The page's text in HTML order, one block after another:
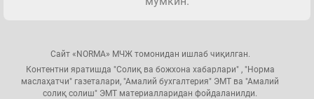
Сайт «NORMA» МЧЖ томонидан ишлаб чиқилган.
Контентни яратишда "Солиқ ва божхона хабарлари" , "Норма
маслаҳатчи" газеталари, "Амалий бухгалтерия" ЭМТ ва "Амалий
солиқ солиш" ЭМТ материалларидан фойдаланилди.